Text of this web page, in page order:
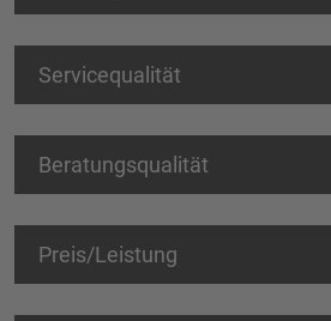
Servicequalität
Beratungsqualität
Preis/Leistung